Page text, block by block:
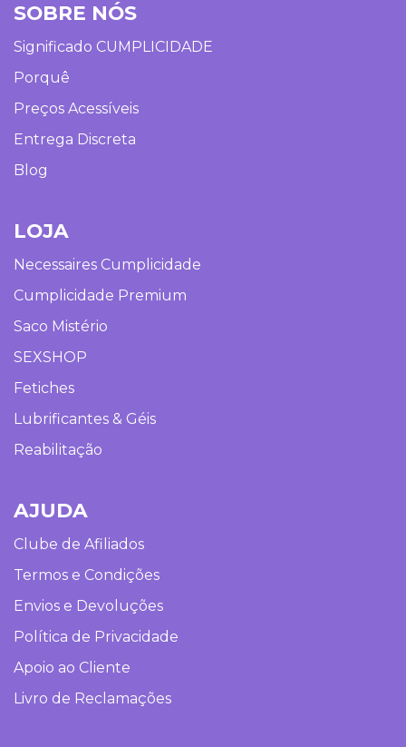
SOBRE NÓS
Significado CUMPLICIDADE
Porquê
Preços Acessíveis
Entrega Discreta
Blog
LOJA
Necessaires Cumplicidade
Cumplicidade Premium
Saco Mistério
SEXSHOP
Fetiches
Lubrificantes & Géis
Reabilitação
AJUDA
Clube de Afiliados
Termos e Condições
Envios e Devoluções
Política de Privacidade
Apoio ao Cliente
Livro de Reclamações